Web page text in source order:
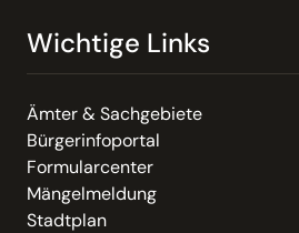
Wichtige Links
Ämter & Sachgebiete
Bürgerinfoportal
Formularcenter
Mängelmeldung
Stadtplan